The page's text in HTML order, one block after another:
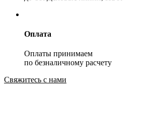
Оплата
Оплаты принимаем
по безналичному расчету
Свяжитесь с нами